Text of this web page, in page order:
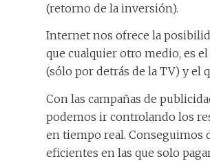
(retorno de la inversión).
Internet nos ofrece la
que cualquier otro medio, es
(sólo por detrás de la TV) y el
Con las campañas de
podemos ir controlando los
en tiempo real. Conseguimos
eficientes en las que solo